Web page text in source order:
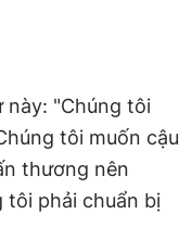
này: "Chúng tôi
tôi muốn cậu
thương nên
tôi phải chuẩn bị